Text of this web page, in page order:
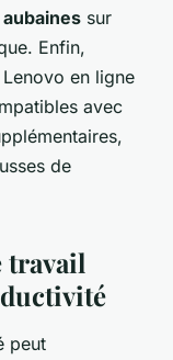
aubaines sur
Enfin,
Lenovo en ligne
avec
de
travail
peut